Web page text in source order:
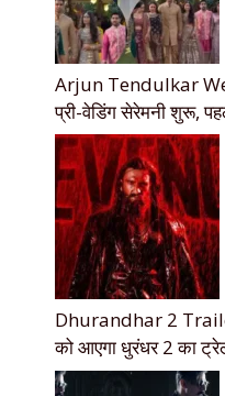
Arjun Tendulkar
प्री-वेडिंग सेरेमनी शुरू,
Dhurandhar 2
को आएगा धुरंधर 2 का